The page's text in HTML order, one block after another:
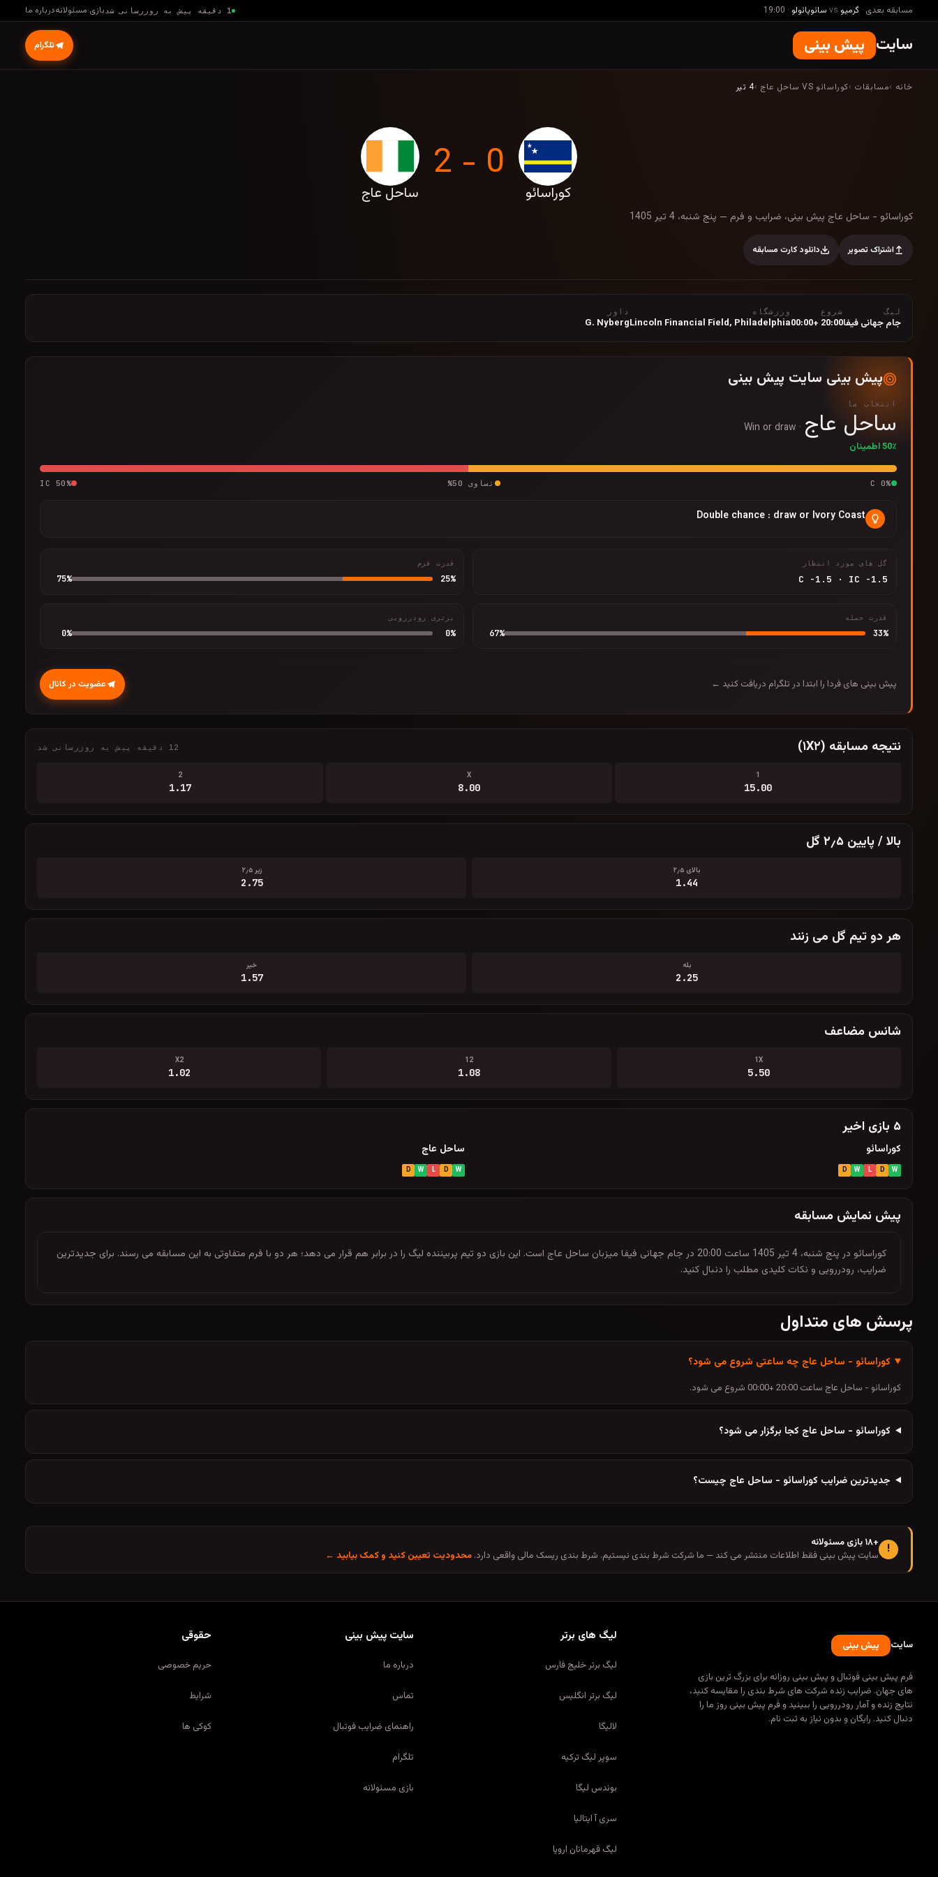
مسابقه بعدی · گرمیو vs سائوپائولو ·
19:00 1 دقیقه پیش به روزرسانی شد بازی مسئولانهدرباره ما
سایت پیش بینی تلگرام
خانه ›مسابقات ›کوراسائو VS ساحل عاج ›4 تیر
کوراسائو
0 - 2
ساحل عاج
کوراسائو - ساحل عاج پیش بینی، ضرایب و فرم — پنج شنبه، 4 تیر 1405
کوراسائو - ساحل عاج پیش بینی، ضرایب و فرم — پنج شنبه، 4 تیر 1405
اشتراک تصویر دانلود کارت مسابقه
لیگ
جام جهانی فیفا
شروع
20:00 +00:00
ورزشگاه
Lincoln Financial Field, Philadelphia
داور
G. Nyberg
پیش بینی سایت پیش بینی
انتخاب ما
ساحل عاج ·
Win or draw
50٪ اطمینان
C 0% تساوی 50
%
IC 50 %
Double chance : draw or Ivory Coast
گل های مورد انتظار
C -1.5 · IC -1.5
قدرت فرم
25%
75%
قدرت حمله
33%
67%
برتری رودررویی
0%
0%
پیش بینی های فردا را ابتدا در تلگرام دریافت کنید ← عضویت در کانال
نتیجه مسابقه (۱X۲) 12 دقیقه پیش به روزرسانی شد
1
15.00
X
8.00
2
1.17
بالا / پایین ۲٫۵ گل
بالای ۲٫۵
1.44
زیر ۲٫۵
2.75
هر دو تیم گل می زنند
بله
2.25
خیر
1.57
شانس مضاعف
1X
5.50
12
1.08
X2
1.02
۵ بازی اخیر
کوراسائو
W
D
L
W
D
ساحل عاج
W
D
L
W
D
پیش نمایش مسابقه
کوراسائو در پنج شنبه، 4 تیر 1405 ساعت 20:00 در جام جهانی فیفا میزبان ساحل عاج است. این بازی دو تیم پربیننده لیگ را در برابر هم قرار می دهد؛ هر دو با فرم متفاوتی به این مسابقه می رسند. برای جدیدترین
ضرایب، رودررویی و نکات کلیدی مطلب را دنبال کنید.
پرسش های متداول
کوراسائو - ساحل عاج چه ساعتی شروع می شود؟
کوراسائو - ساحل عاج ساعت 20:00 +00:00 شروع می شود.
کوراسائو - ساحل عاج کجا برگزار می شود؟
جدیدترین ضرایب کوراسائو - ساحل عاج چیست؟
!
+۱۸ بازی مسئولانه
سایت پیش بینی فقط اطلاعات منتشر می کند — ما شرکت شرط بندی نیستیم. شرط بندی ریسک مالی واقعی دارد. محدودیت تعیین کنید و کمک بیابید ←
سایت پیش بینی
فرم پیش بینی فوتبال و پیش بینی روزانه برای بزرگ ترین بازی
های جهان. ضرایب زنده شرکت های شرط بندی را مقایسه کنید،
نتایج زنده و آمار رودررویی را ببینید و فرم پیش بینی روز ما را
دنبال کنید. رایگان و بدون نیاز به ثبت نام.
لیگ های برتر
لیگ برتر خلیج فارس
لیگ برتر انگلیس
لالیگا
سوپر لیگ ترکیه
بوندس لیگا
سری آ ایتالیا
لیگ قهرمانان اروپا
سایت پیش بینی
درباره ما
تماس
راهنمای ضرایب فوتبال
تلگرام
بازی مسئولانه
حقوقی
حریم خصوصی
شرایط
کوکی ها